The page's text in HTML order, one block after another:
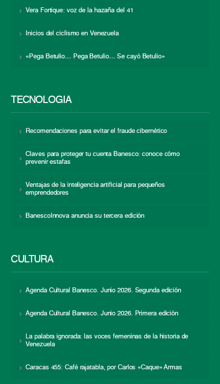
Vera Fortique: voz de la hazaña del 41
Inicios del ciclismo en Venezuela
«Pega Betulio… Pega Betulio… Se cayó Betulio»
TECNOLOGÍA
Recomendaciones para evitar el fraude cibernético
Claves para proteger tu cuenta Banesco: conoce cómo
prevenir estafas
Ventajas de la inteligencia artificial para pequeños
emprendedores
BanescoInnova anuncia su tercera edición
CULTURA
Agenda Cultural Banesco. Junio 2026. Segunda edición
Agenda Cultural Banesco. Junio 2026. Primera edición
La palabra ignorada: las voces femeninas de la historia de
Venezuela
Caracas 455: Café rajatabla, por Carlos «Caque» Armas